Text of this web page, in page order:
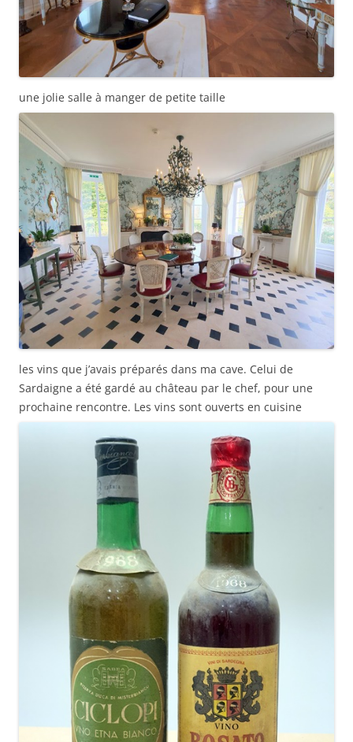
une jolie salle à manger de petite taille
les vins que j’avais préparés dans ma cave. Celui de
Sardaigne a été gardé au château par le chef, pour une
prochaine rencontre. Les vins sont ouverts en cuisine